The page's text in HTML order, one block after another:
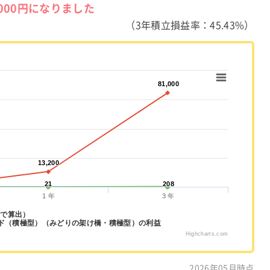
円になりました
（3年積立損益率：45.43%）
21
21 208
208
13,200
13,200
81,000
81,000
算出）
（積極型）（みどりの架け橋・積極型）の利益
1 年 3 年
Highcharts.com
2026年05月時点